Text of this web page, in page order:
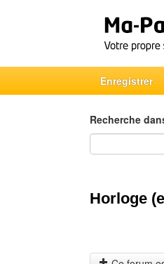
Enregistrer
Recherche
Recherche dans
Horloge